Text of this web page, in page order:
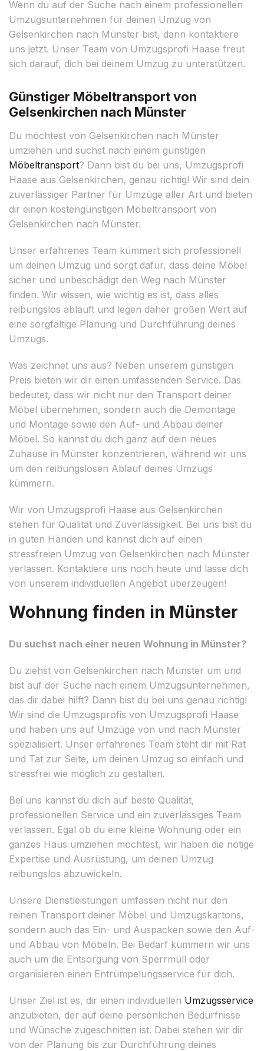
Wenn du auf der Suche nach einem professionellen
Umzugsunternehmen für deinen Umzug von
Gelsenkirchen nach Münster bist, dann kontaktiere
uns jetzt. Unser Team von Umzugsprofi Haase freut
sich darauf, dich bei deinem Umzug zu unterstützen.
Günstiger Möbeltransport von
Gelsenkirchen nach Münster
Du möchtest von Gelsenkirchen nach Münster
umziehen und suchst nach einem günstigen
Möbeltransport? Dann bist du bei uns, Umzugsprofi
Haase aus Gelsenkirchen, genau richtig! Wir sind dein
zuverlässiger Partner für Umzüge aller Art und bieten
dir einen kostengünstigen Möbeltransport von
Gelsenkirchen nach Münster.
Unser erfahrenes Team kümmert sich professionell
um deinen Umzug und sorgt dafür, dass deine Möbel
sicher und unbeschädigt den Weg nach Münster
finden. Wir wissen, wie wichtig es ist, dass alles
reibungslos abläuft und legen daher großen Wert auf
eine sorgfältige Planung und Durchführung deines
Umzugs.
Was zeichnet uns aus? Neben unserem günstigen
Preis bieten wir dir einen umfassenden Service. Das
bedeutet, dass wir nicht nur den Transport deiner
Möbel übernehmen, sondern auch die Demontage
und Montage sowie den Auf- und Abbau deiner
Möbel. So kannst du dich ganz auf dein neues
Zuhause in Münster konzentrieren, während wir uns
um den reibungslosen Ablauf deines Umzugs
kümmern.
Wir von Umzugsprofi Haase aus Gelsenkirchen
stehen für Qualität und Zuverlässigkeit. Bei uns bist du
in guten Händen und kannst dich auf einen
stressfreien Umzug von Gelsenkirchen nach Münster
verlassen. Kontaktiere uns noch heute und lasse dich
von unserem individuellen Angebot überzeugen!
Wohnung finden in Münster
Du suchst nach einer neuen Wohnung in Münster?
Du ziehst von Gelsenkirchen nach Münster um und
bist auf der Suche nach einem Umzugsunternehmen,
das dir dabei hilft? Dann bist du bei uns genau richtig!
Wir sind die Umzugsprofis von Umzugsprofi Haase
und haben uns auf Umzüge von und nach Münster
spezialisiert. Unser erfahrenes Team steht dir mit Rat
und Tat zur Seite, um deinen Umzug so einfach und
stressfrei wie möglich zu gestalten.
Bei uns kannst du dich auf beste Qualität,
professionellen Service und ein zuverlässiges Team
verlassen. Egal ob du eine kleine Wohnung oder ein
ganzes Haus umziehen möchtest, wir haben die nötige
Expertise und Ausrüstung, um deinen Umzug
reibungslos abzuwickeln.
Unsere Dienstleistungen umfassen nicht nur den
reinen Transport deiner Möbel und Umzugskartons,
sondern auch das Ein- und Auspacken sowie den Auf-
und Abbau von Möbeln. Bei Bedarf kümmern wir uns
auch um die Entsorgung von Sperrmüll oder
organisieren einen Entrümpelungsservice für dich.
Unser Ziel ist es, dir einen individuellen Umzugsservice
anzubieten, der auf deine persönlichen Bedürfnisse
und Wünsche zugeschnitten ist. Dabei stehen wir dir
von der Planung bis zur Durchführung deines